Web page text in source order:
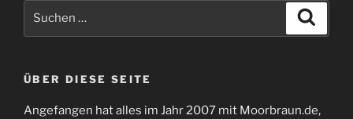
ÜBER DIESE SEITE
Angefangen hat alles im Jahr 2007 mit Moorbraun.de,